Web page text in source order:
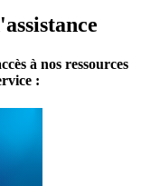
à nos ressources
: